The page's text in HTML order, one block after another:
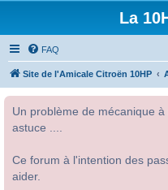
La
FAQ
Site de l'Amicale Citroën 10HP
Un problème de mécanique
astuce ....
Ce forum à l'intention des
aider.